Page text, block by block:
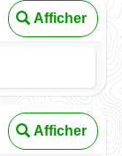
Afficher
Afficher